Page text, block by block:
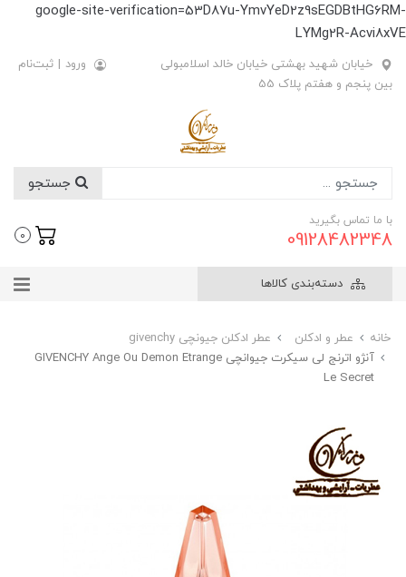
google-site-verification=53D87u-YmvYeD2z9sEGDBtHG6RM-
LYMg2R-Acvi8xVE
خیابان شهید بهشتی خیابان خالد اسلامبولی
بین پنجم و هفتم پلاک 55
ورود | ثبت‌نام
با ما تماس بگیرید
09128482348
0
دسته‌بندی کالاها
خانه عطر و ادکلن
عطر ادکلن جیونچی givenchy
آنژو اترنج لی سیکرت جیوانچی GIVENCHY Ange Ou Demon Etrange
Le Secret